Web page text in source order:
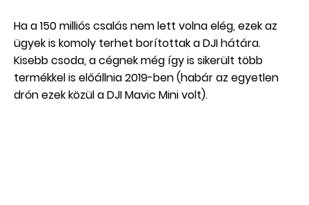
Ha a 150 milliós csalás nem lett volna elég, ezek az
ügyek is komoly terhet borítottak a DJI hátára.
Kisebb csoda, a cégnek még így is sikerült több
termékkel is előállnia 2019-ben (habár az egyetlen
drón ezek közül a DJI Mavic Mini volt).